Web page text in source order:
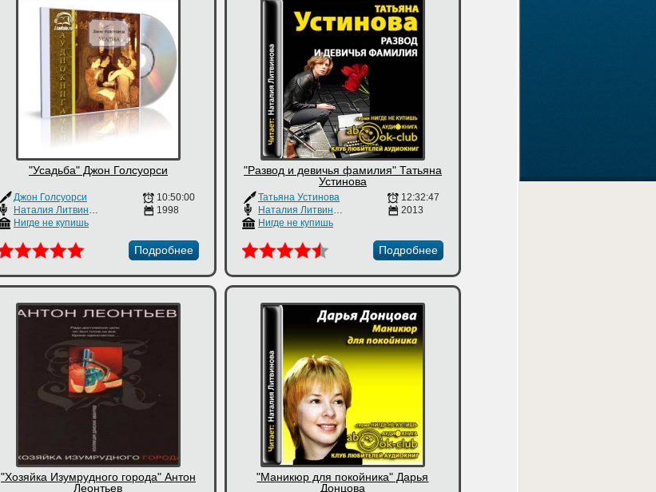
"Усадьба" Джон Голсуорси
Джон Голсуорси
Наталия Литвинова
Нигде не купишь
10:50:00
1998
Подробнее
"Развод и девичья фамилия" Татьяна
Устинова
Татьяна Устинова
Наталия Литвинова
Нигде не купишь
12:32:47
2013
Подробнее
"Хозяйка Изумрудного города" Антон
Леонтьев
"Маникюр для покойника" Дарья
Донцова